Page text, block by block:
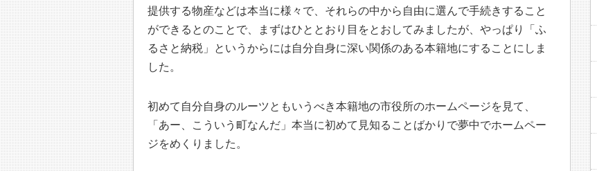
提供する物産などは本当に様々で、それらの中から自由に選んで手続きすること
ができるとのことで、まずはひととおり目をとおしてみましたが、やっぱり「ふ
るさと納税」というからには自分自身に深い関係のある本籍地にすることにしま
した。
初めて自分自身のルーツともいうべき本籍地の市役所のホームページを見て、
「あー、こういう町なんだ」本当に初めて見知ることばかりで夢中でホームペー
ジをめくりました。